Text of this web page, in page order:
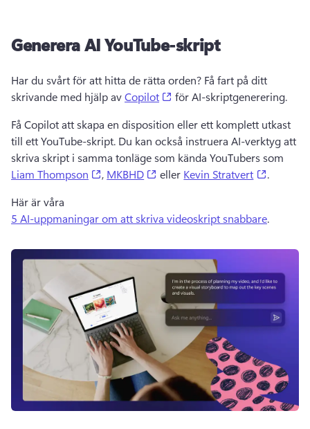
Generera AI YouTube-skript
Har du svårt för att hitta de rätta orden? Få fart på ditt
skrivande med hjälp av Copilot (opens in a new tab)
för AI-skriptgenerering.
Få Copilot att skapa en disposition eller ett komplett utkast
till ett YouTube-skript. Du kan också instruera AI-verktyg att
skriva skript i samma tonläge som kända YouTubers som
Liam Thompson
(opens in a new tab)
, MKBHD (opens in a new tab)
eller Kevin Stratvert
.
Här är våra
5 AI-uppmaningar om att skriva videoskript snabbare.